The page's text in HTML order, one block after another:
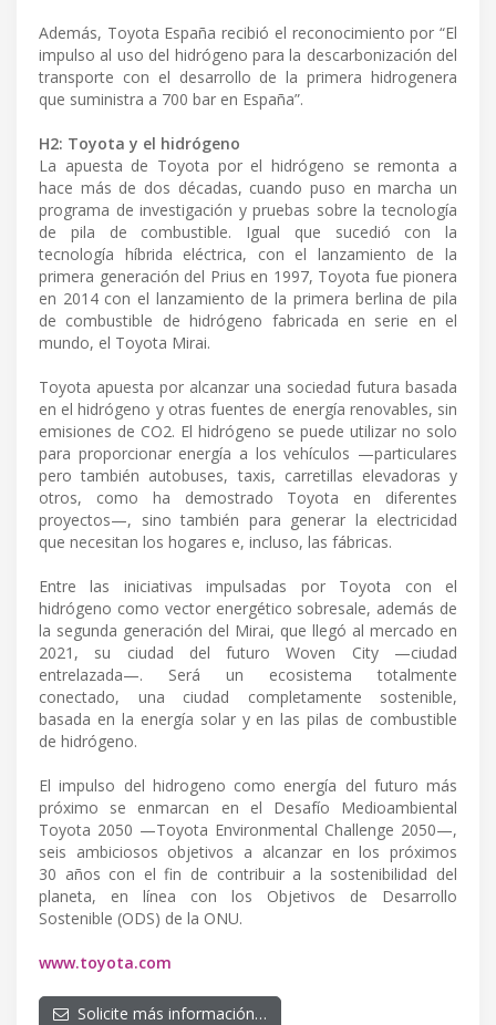
Además, Toyota España recibió el reconocimiento por “El
impulso al uso del hidrógeno para la descarbonización del
transporte con el desarrollo de la primera hidrogenera
que suministra a 700 bar en España”.
H2: Toyota y el hidrógeno
La apuesta de Toyota por el hidrógeno se remonta a
hace más de dos décadas, cuando puso en marcha un
programa de investigación y pruebas sobre la tecnología
de pila de combustible. Igual que sucedió con la
tecnología híbrida eléctrica, con el lanzamiento de la
primera generación del Prius en 1997, Toyota fue pionera
en 2014 con el lanzamiento de la primera berlina de pila
de combustible de hidrógeno fabricada en serie en el
mundo, el Toyota Mirai.
Toyota apuesta por alcanzar una sociedad futura basada
en el hidrógeno y otras fuentes de energía renovables, sin
emisiones de CO2. El hidrógeno se puede utilizar no solo
para proporcionar energía a los vehículos —particulares
pero también autobuses, taxis, carretillas elevadoras y
otros, como ha demostrado Toyota en diferentes
proyectos—, sino también para generar la electricidad
que necesitan los hogares e, incluso, las fábricas.
Entre las iniciativas impulsadas por Toyota con el
hidrógeno como vector energético sobresale, además de
la segunda generación del Mirai, que llegó al mercado en
2021, su ciudad del futuro Woven City —ciudad
entrelazada—. Será un ecosistema totalmente
conectado, una ciudad completamente sostenible,
basada en la energía solar y en las pilas de combustible
de hidrógeno.
El impulso del hidrogeno como energía del futuro más
próximo se enmarcan en el Desafío Medioambiental
Toyota 2050 —Toyota Environmental Challenge 2050—,
seis ambiciosos objetivos a alcanzar en los próximos
30 años con el fin de contribuir a la sostenibilidad del
planeta, en línea con los Objetivos de Desarrollo
Sostenible (ODS) de la ONU.
www.toyota.com
Solicite más información…